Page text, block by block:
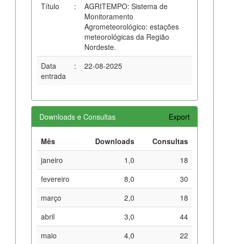
Título :
AGRITEMPO: Sistema de
Monitoramento
Agrometeorológico: estações
meteorológicas da Região
Nordeste.
Data
entrada
: 22-08-2025
Downloads e Consultas Export
Mês Downloads
Consultas
janeiro
1,0
18
fevereiro
8,0
30
março
2,0
18
abril
3,0
44
maio
4,0
22